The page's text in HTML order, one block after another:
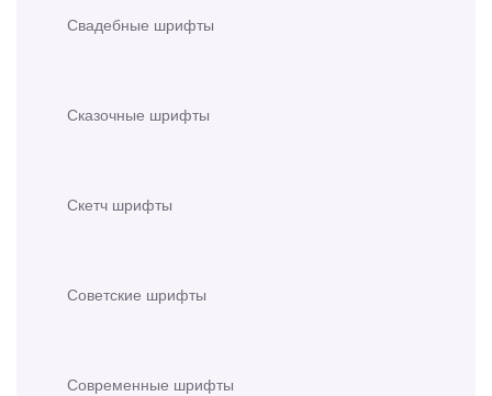
Свадебные шрифты
Сказочные шрифты
Скетч шрифты
Советские шрифты
Современные шрифты